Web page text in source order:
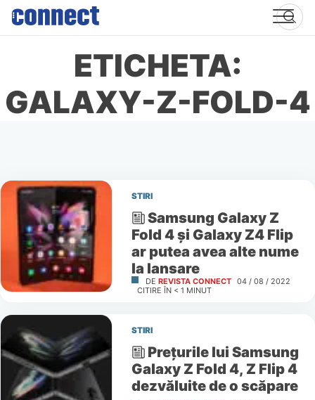
Skip
content
ETICHETA:
GALAXY-Z-FOLD-4
STIRI
Samsung Galaxy Z
Fold 4 și Galaxy Z4 Flip
ar putea avea alte nume
la lansare
DE REVISTA CONNECT 04 / 08 / 2022
CITIRE ÎN < 1 MINUT
STIRI
Preţurile lui Samsung
Galaxy Z Fold 4, Z Flip 4
dezvăluite de o scăpare